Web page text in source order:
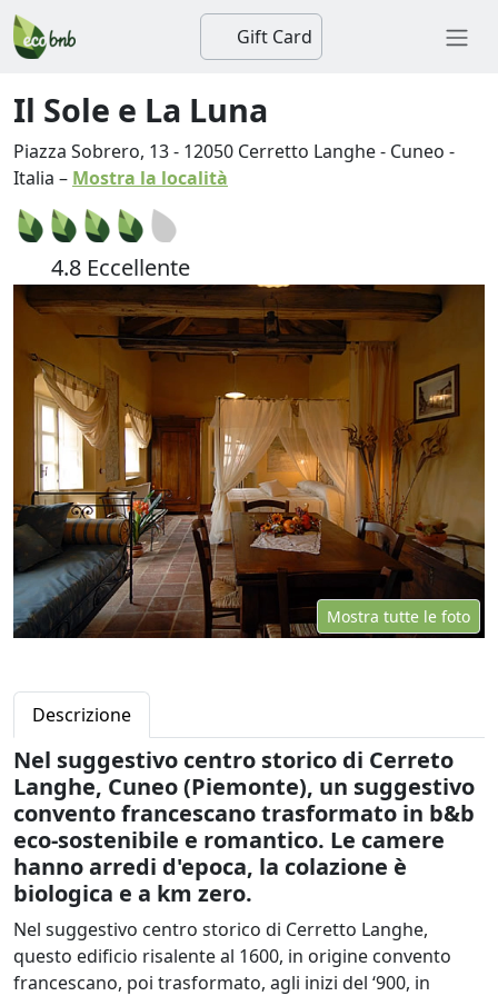
Gift Card
Il Sole e La Luna
Piazza Sobrero, 13- 12050 Cerretto Langhe- Cuneo -
Italia – Mostra la località
4.8 Eccellente
Mostra tutte le foto
Descrizione
Nel suggestivo centro storico di Cerreto
Langhe, Cuneo (Piemonte), un suggestivo
convento francescano trasformato in b&b
eco-sostenibile e romantico. Le camere
hanno arredi d'epoca, la colazione è
biologica e a km zero.
Nel suggestivo centro storico di Cerretto Langhe,
questo edificio risalente al 1600, in origine convento
francescano, poi trasformato, agli inizi del ‘900, in